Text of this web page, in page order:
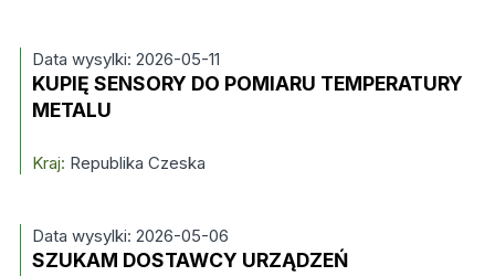
Data wysylki: 2026-05-11
KUPIĘ SENSORY DO POMIARU TEMPERATURY
METALU
Kraj: Republika Czeska
Data wysylki: 2026-05-06
SZUKAM DOSTAWCY URZĄDZEŃ